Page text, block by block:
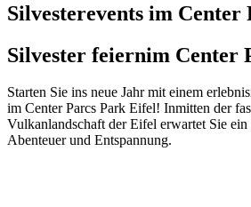
Silvesterevents im Center
Silvester feiernim Center
Starten Sie ins neue Jahr mit einem
im Center Parcs Park Eifel! Inmitten der
Vulkanlandschaft der Eifel erwartet Sie ein
Abenteuer und Entspannung.